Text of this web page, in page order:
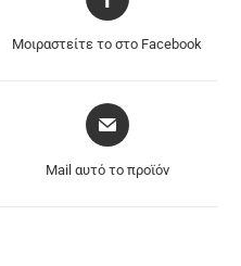
Μοιραστείτε το στο Facebook
Mail αυτό το προϊόν